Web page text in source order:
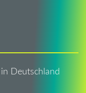
Deutschland